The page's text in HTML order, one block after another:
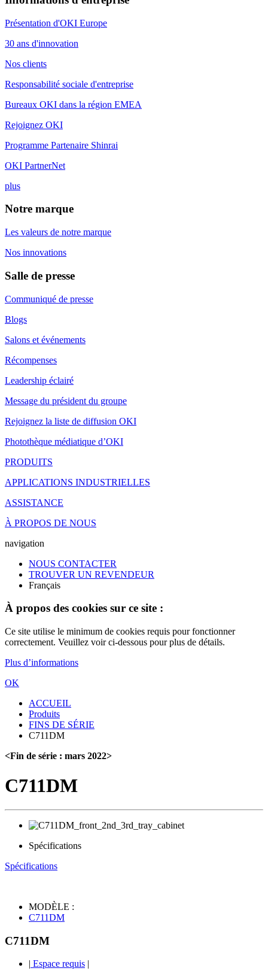
Présentation d'OKI Europe
30 ans d'innovation
Nos clients
Responsabilité sociale d'entreprise
Bureaux OKI dans la région EMEA
Rejoignez OKI
Programme Partenaire Shinrai
OKI PartnerNet
plus
Notre marque
Les valeurs de notre marque
Nos innovations
Salle de presse
Communiqué de presse
Blogs
Salons et événements
Récompenses
Leadership éclairé
Message du président du groupe
Rejoignez la liste de diffusion OKI
Photothèque médiatique d’OKI
PRODUITS
APPLICATIONS INDUSTRIELLES
ASSISTANCE
À PROPOS DE NOUS
navigation
NOUS CONTACTER
TROUVER UN REVENDEUR
Français
À propos des cookies sur ce site :
Ce site utilise le minimum de cookies requis pour fonctionner
correctement. Veuillez voir ci-dessous pour plus de détails.
Plus d’informations
OK
ACCUEIL
Produits
FINS DE SÉRIE
C711DM
<Fin de série : mars 2022>
C711DM
Spécifications
Spécifications
MODÈLE :
C711DM
C711DM
| Espace requis |